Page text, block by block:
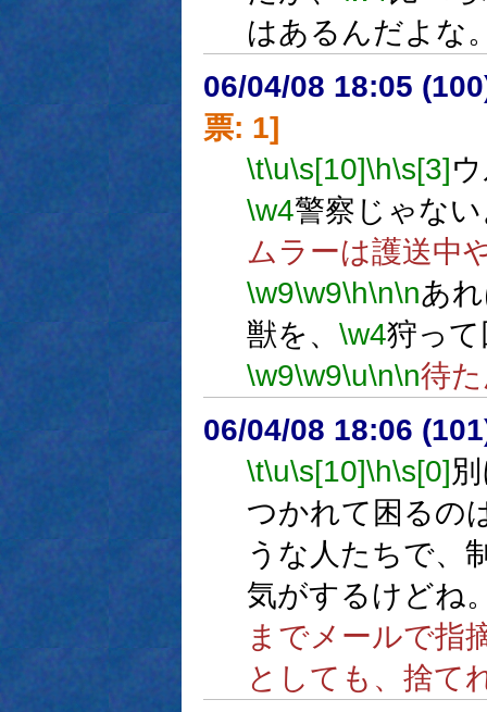
はあるんだよな
06/04/08 18:05
票: 1]
\t\u\s[10]\h\s[3]
\w4警察じゃな
ムラーは護送中
\w9\w9\h\n\nあ
獣を、 \w4狩っ
\w9\w9\u\n\n待
06/04/08 18:06
\t\u\s[10]\h\s[0]
つかれて困るの
うな人たちで、
気がするけどね
までメールで指
としても、捨て